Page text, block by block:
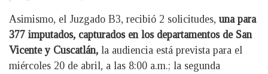
Asimismo, el Juzgado B3, recibió 2 solicitudes, una para
377 imputados, capturados en los departamentos de San
Vicente y Cuscatlán, la audiencia está prevista para el
miércoles 20 de abril, a las 8:00 a.m.; la segunda